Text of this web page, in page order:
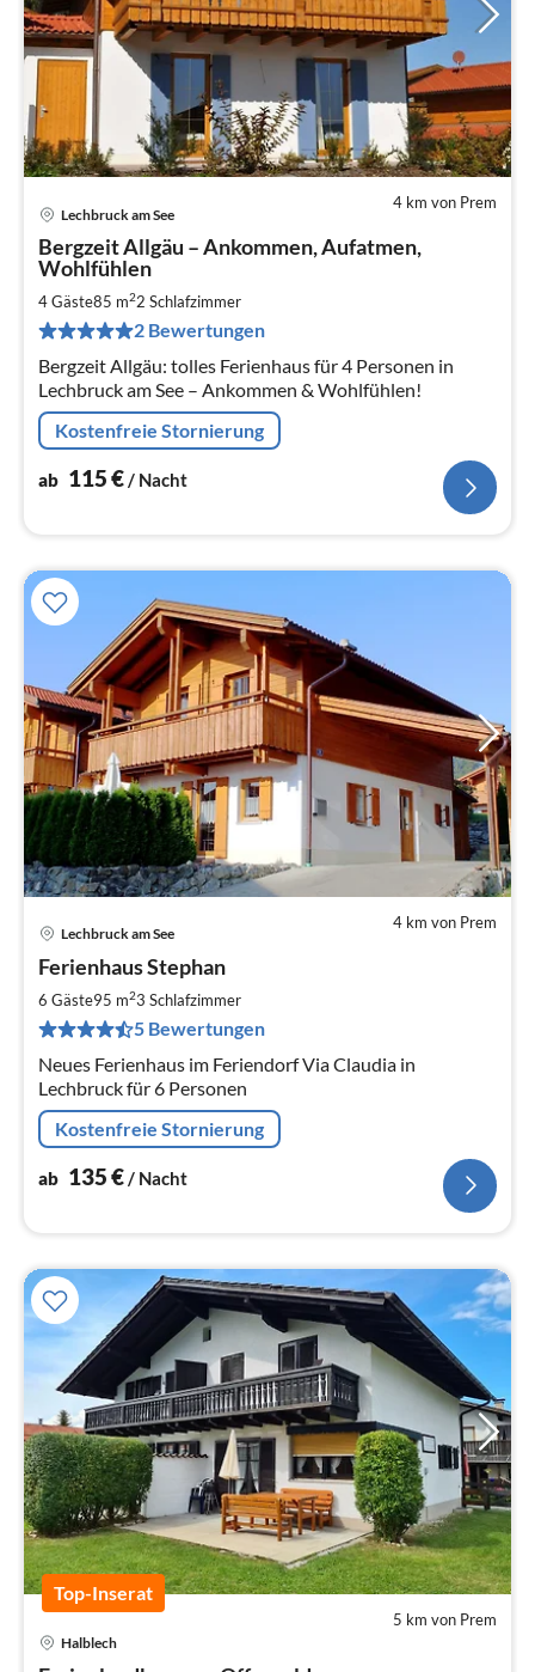
4 km von Prem
Lechbruck am See
Bergzeit Allgäu – Ankommen, Aufatmen,
Wohlfühlen
4 Gäste85 m22 Schlafzimmer
2 Bewertungen
Bergzeit Allgäu: tolles Ferienhaus für 4 Personen in
Lechbruck am See – Ankommen & Wohlfühlen!
Kostenfreie Stornierung
ab 115€/ Nacht
4 km von Prem
Lechbruck am See
Ferienhaus Stephan
6 Gäste95 m23 Schlafzimmer
5 Bewertungen
Neues Ferienhaus im Feriendorf Via Claudia in
Lechbruck für 6 Personen
Kostenfreie Stornierung
ab 135€ / Nacht
Top-Inserat
5 km von Prem
Halblech